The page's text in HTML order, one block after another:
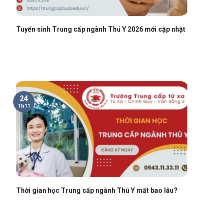
Tuyển sinh Trung cấp ngành Thú Y 2026 mới cập nhật
Thời gian học Trung cấp ngành Thú Y mất bao lâu?
24
Th11